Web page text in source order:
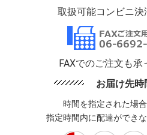
取扱可能コンビニ決
FAXでのご注文も承
お届け先時
時間を指定された場
指定時間内に配達ができ